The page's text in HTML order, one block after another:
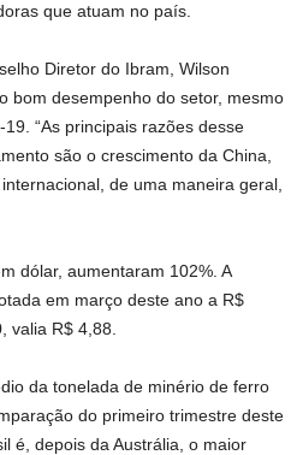
que atuam no país.
Diretor do Ibram, Wilson
bom desempenho do setor, mesmo
“As principais razões desse
são o crescimento da China,
de uma maneira geral,
dólar, aumentaram 102%. A
em março deste ano a R$
valia R$ 4,88.
da tonelada de minério de ferro
do primeiro trimestre deste
é, depois da Austrália, o maior